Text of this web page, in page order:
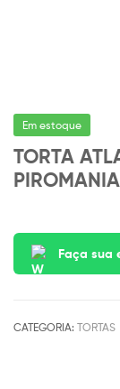
Em estoque
TORTA
PIROMANIA
Faça sua
CATEGORIA: TORTAS